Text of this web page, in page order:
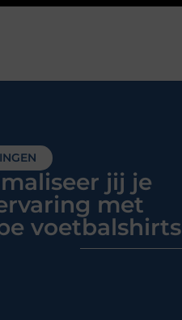
jij je
met
voetbalshirts